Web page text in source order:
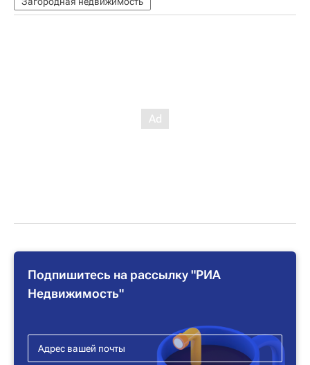
Подпишитесь на рассылку "РИА
Недвижимость"